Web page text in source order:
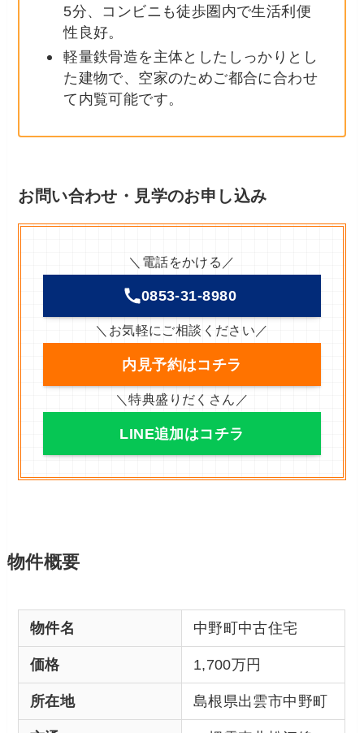
5分、コンビニも徒歩圏内で生活利便
性良好。
軽量鉄骨造を主体としたしっかりとし
た建物で、空家のためご都合に合わせ
て内覧可能です。
お問い合わせ・見学のお申し込み
＼電話をかける／
0853-31-8980
＼お気軽にご相談ください／
内見予約はコチラ
＼特典盛りだくさん／
LINE追加はコチラ
物件概要
物件名 中野町中古住宅
価格 1,700万円
所在地 島根県出雲市中野町